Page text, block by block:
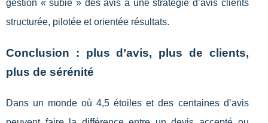
gestion « subie » des avis à une stratégie d’avis clients
structurée, pilotée et orientée résultats.
Conclusion : plus d’avis, plus de clients,
plus de sérénité
Dans un monde où 4,5 étoiles et des centaines d’avis